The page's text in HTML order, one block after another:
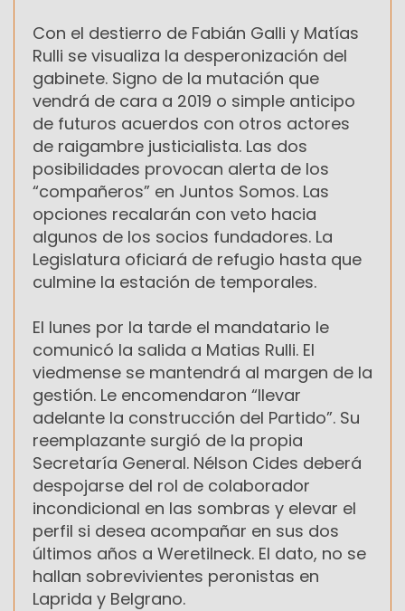
Con el destierro de Fabián Galli y Matías
Rulli se visualiza la desperonización del
gabinete. Signo de la mutación que
vendrá de cara a 2019 o simple anticipo
de futuros acuerdos con otros actores
de raigambre justicialista. Las dos
posibilidades provocan alerta de los
“compañeros” en Juntos Somos. Las
opciones recalarán con veto hacia
algunos de los socios fundadores. La
Legislatura oficiará de refugio hasta que
culmine la estación de temporales.
El lunes por la tarde el mandatario le
comunicó la salida a Matias Rulli. El
viedmense se mantendrá al margen de la
gestión. Le encomendaron “llevar
adelante la construcción del Partido”. Su
reemplazante surgió de la propia
Secretaría General. Nélson Cides deberá
despojarse del rol de colaborador
incondicional en las sombras y elevar el
perfil si desea acompañar en sus dos
últimos años a Weretilneck. El dato, no se
hallan sobrevivientes peronistas en
Laprida y Belgrano.